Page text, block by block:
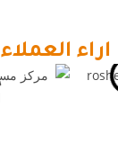
اراء العملاء